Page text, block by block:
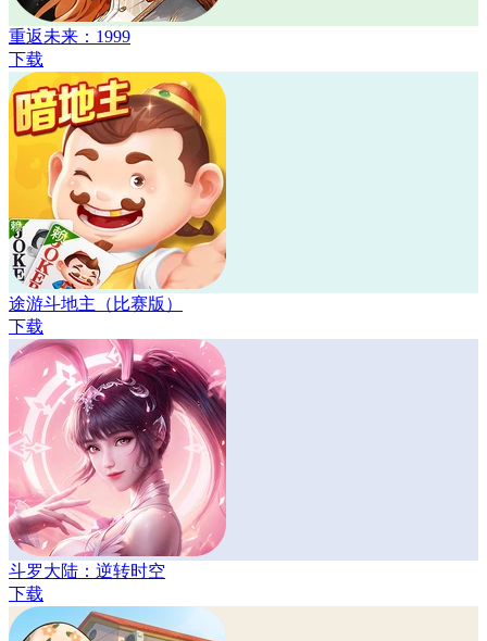
重返未来：1999
下载
途游斗地主（比赛版）
下载
斗罗大陆：逆转时空
下载